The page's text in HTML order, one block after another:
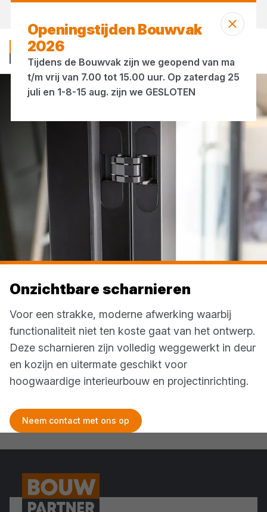
Onzichtbare scharnieren
Onzichtbare scharnieren
Voor een strakke, moderne afwerking waarbij
functionaliteit niet ten koste gaat van het ontwerp.
Deze scharnieren zijn volledig weggewerkt in deur
en kozijn en uitermate geschikt voor
hoogwaardige interieurbouw en projectinrichting.
Neem contact met ons op
Openingstijden Bouwvak
2026
Tijdens de Bouwvak zijn we geopend van ma
t/m vrij van 7.00 tot 15.00 uur. Op zaterdag 25
juli en 1-8-15 aug. zijn we GESLOTEN